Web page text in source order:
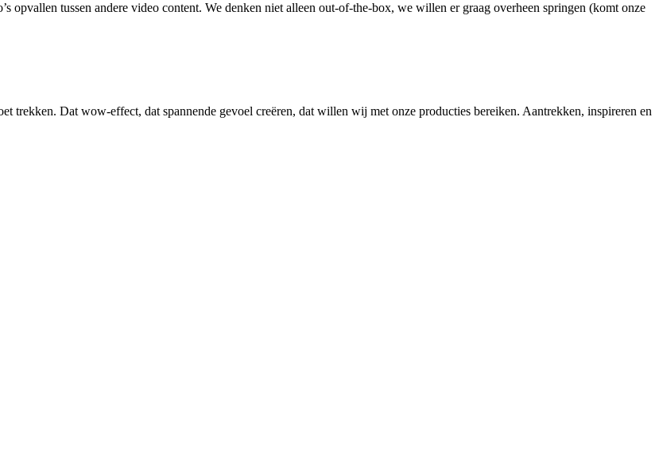
opvallen tussen andere video content. We denken niet alleen out-of-the-box, we willen er graag overheen springen (komt onze
trekken. Dat wow-effect, dat spannende gevoel creëren, dat willen wij met onze producties bereiken. Aantrekken, inspireren en